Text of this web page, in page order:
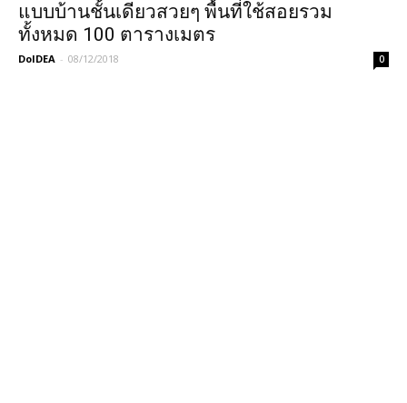
แบบบ้านชั้นเดียวสวยๆ พื้นที่ใช้สอยรวม
ทั้งหมด 100 ตารางเมตร
DoIDEA - 08/12/2018 0